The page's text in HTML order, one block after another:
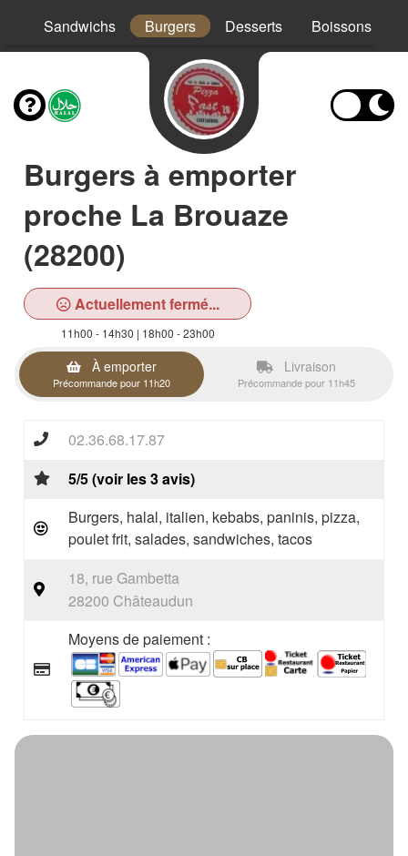
Sandwichs Burgers Desserts Boissons
Burgers à emporter
proche La Brouaze
(28200)
Actuellement fermé...
11h00 - 14h30 | 18h00 - 23h00
À emporter
Précommande pour 11h20
Livraison
Précommande pour 11h45
02.36.68.17.87
5/5 (voir les 3 avis)
Burgers, halal, italien, kebabs, paninis, pizza,
poulet frit, salades, sandwiches, tacos
18, rue Gambetta
28200 Châteaudun
Moyens de paiement :